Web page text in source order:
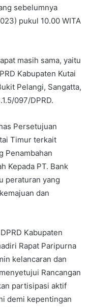
sebelumnya
pukul 10.00 WITA
masih sama, yaitu
Kabupaten Kutai
Pelangi, Sangatta,
097/DPRD.
Persetujuan
Timur terkait
Penambahan
Kepada PT. Bank
peraturan yang
dan
Kabupaten
Rapat Paripurna
kelancaran dan
Rancangan
partisipasi aktif
demi kepentingan